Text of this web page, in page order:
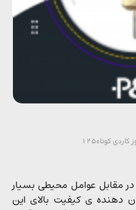
16 آمپر در مقابل عوامل محیطی بسیار
ی کیفیت بالای این